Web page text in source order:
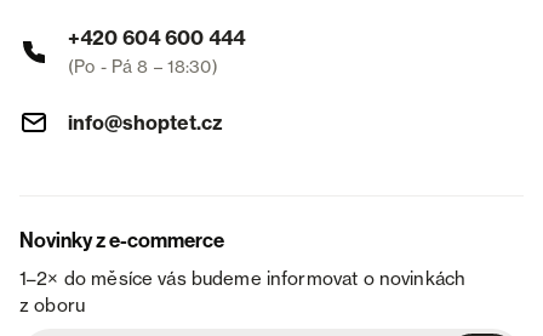
+420 604 600 444
(Po - Pá 8 – 18:30)
info@shoptet.cz
Novinky z e-commerce
1–2× do měsíce vás budeme informovat o novinkách
z oboru